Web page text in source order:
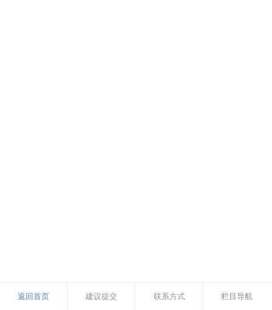
返回首页 建议提交 联系方式 栏目导航